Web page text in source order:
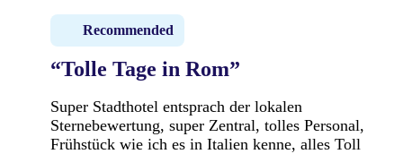
Recommended
“Tolle Tage in Rom”
Super Stadthotel entsprach der lokalen
Sternebewertung, super Zentral, tolles Personal,
Frühstück wie ich es in Italien kenne, alles Toll